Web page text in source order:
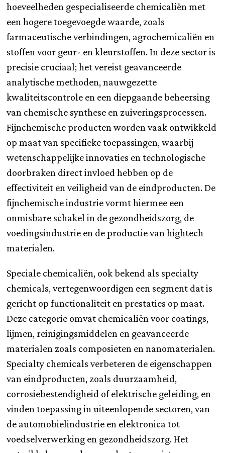
hoeveelheden gespecialiseerde chemicaliën met
een hogere toegevoegde waarde, zoals
farmaceutische verbindingen, agrochemicaliën en
stoffen voor geur- en kleurstoffen. In deze sector is
precisie cruciaal; het vereist geavanceerde
analytische methoden, nauwgezette
kwaliteitscontrole en een diepgaande beheersing
van chemische synthese en zuiveringsprocessen.
Fijnchemische producten worden vaak ontwikkeld
op maat van specifieke toepassingen, waarbij
wetenschappelijke innovaties en technologische
doorbraken direct invloed hebben op de
effectiviteit en veiligheid van de eindproducten. De
fijnchemische industrie vormt hiermee een
onmisbare schakel in de gezondheidszorg, de
voedingsindustrie en de productie van hightech
materialen.
Speciale chemicaliën, ook bekend als specialty
chemicals, vertegenwoordigen een segment dat is
gericht op functionaliteit en prestaties op maat.
Deze categorie omvat chemicaliën voor coatings,
lijmen, reinigingsmiddelen en geavanceerde
materialen zoals composieten en nanomaterialen.
Specialty chemicals verbeteren de eigenschappen
van eindproducten, zoals duurzaamheid,
corrosiebestendigheid of elektrische geleiding, en
vinden toepassing in uiteenlopende sectoren, van
de automobielindustrie en elektronica tot
voedselverwerking en gezondheidszorg. Het